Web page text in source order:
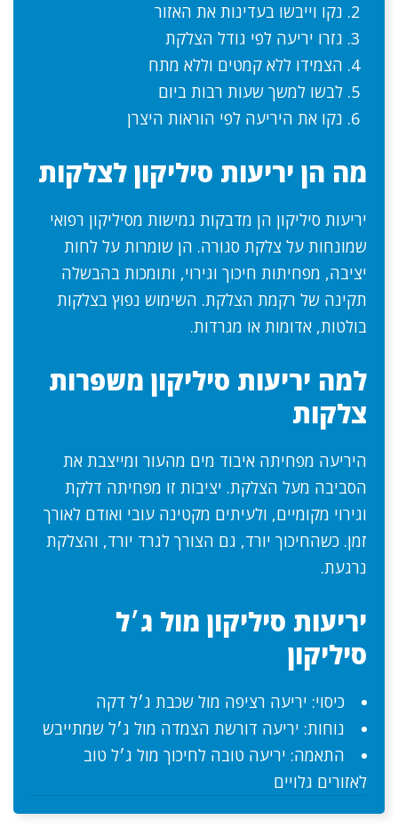
נקו וייבשו בעדינות את האזור
גזרו יריעה לפי גודל הצלקת
הצמידו ללא קמטים וללא מתח
לבשו למשך שעות רבות ביום
נקו את היריעה לפי הוראות היצרן
מה הן יריעות סיליקון לצלקות
יריעות סיליקון הן מדבקות גמישות מסיליקון רפואי
שמונחות על צלקת סגורה. הן שומרות על לחות
יציבה, מפחיתות חיכוך וגירוי, ותומכות בהבשלה
תקינה של רקמת הצלקת. השימוש נפוץ בצלקות
בולטות, אדומות או מגרדות.
למה יריעות סיליקון משפרות
צלקות
היריעה מפחיתה איבוד מים מהעור ומייצבת את
הסביבה מעל הצלקת. יציבות זו מפחיתה דלקת
וגירוי מקומיים, ולעיתים מקטינה עובי ואודם לאורך
זמן. כשהחיכוך יורד, גם הצורך לגרד יורד, והצלקת
נרגעת.
יריעות סיליקון מול ג׳ל
סיליקון
כיסוי: יריעה רציפה מול שכבת ג׳ל דקה
נוחות: יריעה דורשת הצמדה מול ג׳ל שמתייבש
התאמה: יריעה טובה לחיכוך מול ג׳ל טוב
לאזורים גלויים